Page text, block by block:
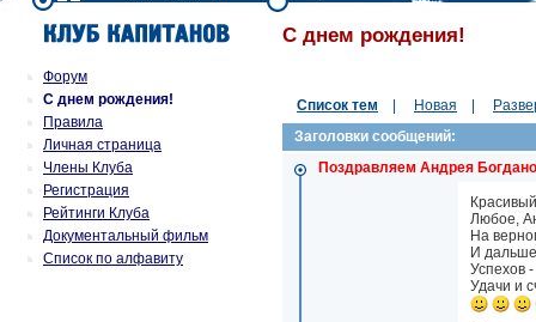
Форум
С днем рождения!
Правила
Личная страница
Члены Клуба
Регистрация
Рейтинги Клуба
Документальный фильм
Список по алфавиту
С днем рождения!
Список тем Новая
Заголовки сообщений:
Поздравляем Андрея
Любое,
На
И
Успехов
Удачи и